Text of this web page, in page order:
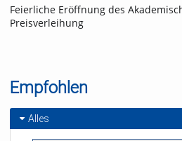
Feierliche Eröffnung des
Preisverleihung
Empfohlen
Alles